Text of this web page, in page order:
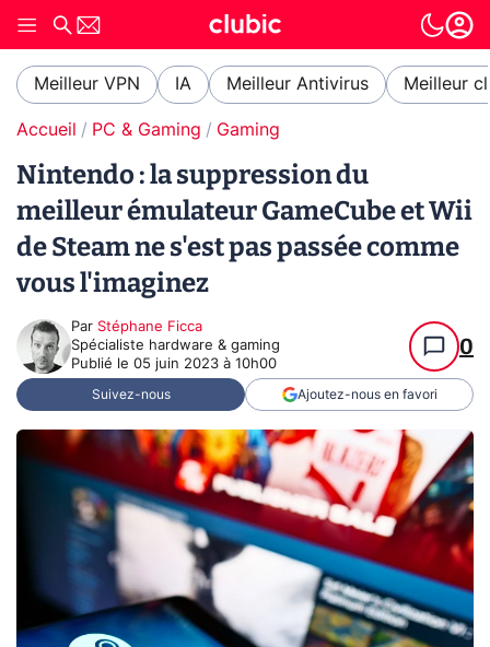
Meilleur VPN IA Meilleur Antivirus Meilleur
Accueil PC & Gaming Gaming
Nintendo : la suppression du
meilleur émulateur GameCube et Wii
de Steam ne s'est pas passée comme
vous l'imaginez
Par Stéphane Ficca
Spécialiste hardware & gaming
Publié le 05 juin 2023 à 10h00
0
Suivez-nous Ajoutez-nous en favori